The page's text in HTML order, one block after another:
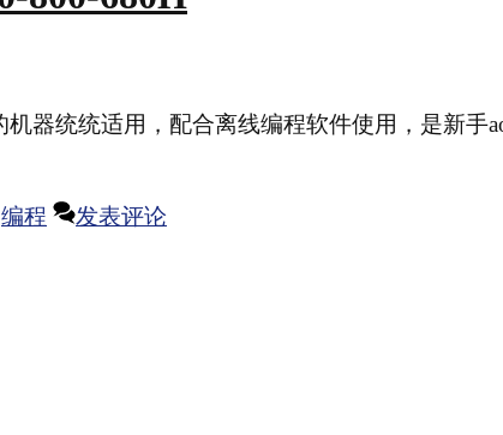
器统统适用，配合离线编程软件使用，是新手
编程 发表评论